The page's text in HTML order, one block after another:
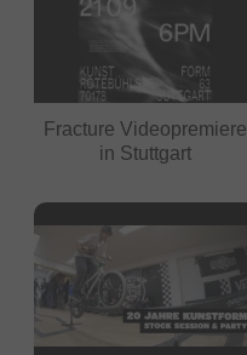
Fracture Videopremiere
in Stuttgart